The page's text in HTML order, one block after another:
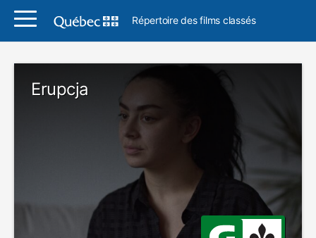
Répertoire des films classés
Erupcja